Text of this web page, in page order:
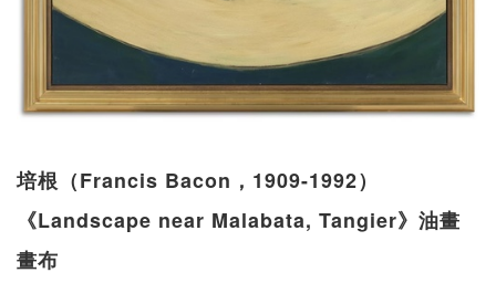
培根（Francis Bacon，1909-1992）
《Landscape near Malabata, Tangier》油畫
畫布